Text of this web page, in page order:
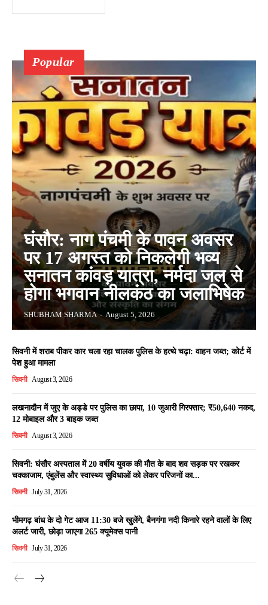
Popular
घंसौर: नाग पंचमी के पावन अवसर
पर 17 अगस्त को निकलेगी भव्य
सनातन कांवड़ यात्रा, नर्मदा जल से
होगा भगवान नीलकंठ का जलाभिषेक
SHUBHAM SHARMA - August 5, 2026
सिवनी में शराब पीकर कार चला रहा चालक पुलिस के हत्थे चढ़ा: वाहन जब्त; कोर्ट में
पेश हुआ मामला
सिवनी August 3, 2026
लखनादौन में जुए के अड्डे पर पुलिस का छापा, 10 जुआरी गिरफ्तार; ₹50,640 नकद,
12 मोबाइल और 3 बाइक जब्त
सिवनी August 3, 2026
सिवनी: घंसौर अस्पताल में 20 वर्षीय युवक की मौत के बाद शव सड़क पर रखकर
चक्काजाम, एंबुलेंस और स्वास्थ्य सुविधाओं को लेकर परिजनों का...
सिवनी July 31, 2026
भीमगढ़ बांध के दो गेट आज 11:30 बजे खुलेंगे, बैनगंगा नदी किनारे रहने वालों के लिए
अलर्ट जारी, छोड़ा जाएगा 265 क्यूमेक्स पानी
सिवनी July 31, 2026